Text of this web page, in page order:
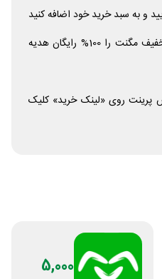
با استفاده از این کوپن تخفیف مگنت را 100% رایگان هدیه
روی «لینک خرید» کلیک
5,000